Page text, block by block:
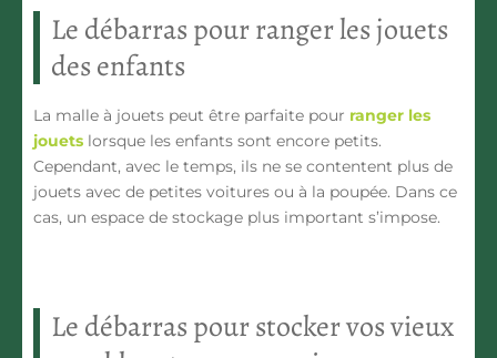
Le débarras pour ranger les jouets
des enfants
La malle à jouets peut être parfaite pour ranger les
jouets lorsque les enfants sont encore petits.
Cependant, avec le temps, ils ne se contentent plus de
jouets avec de petites voitures ou à la poupée. Dans ce
cas, un espace de stockage plus important s’impose.
Le débarras pour stocker vos vieux